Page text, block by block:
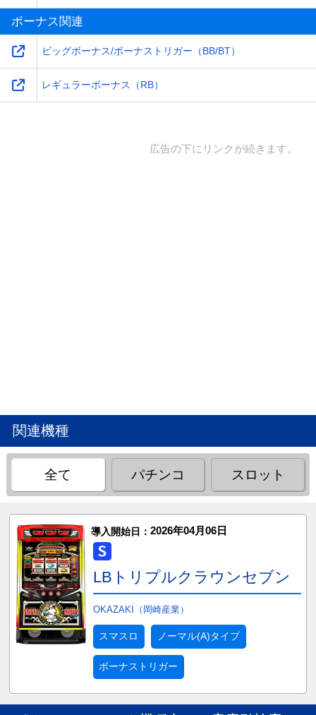
ボーナス関連
ビッグボーナス/ボーナストリガー（BB/BT）
レギュラーボーナス（RB）
広告の下にリンクが続きます。
関連機種
全て パチンコ スロット
導入開始日： 2026年04月06日
LBトリプルクラウンセブン
OKAZAKI（岡崎産業）
スマスロ ノーマル(A)タイプ
ボーナストリガー